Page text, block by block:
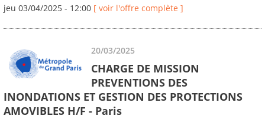
jeu 03/04/2025 - 12:00 [ voir l'offre complète ]
20/03/2025
CHARGE DE MISSION
PREVENTIONS DES
INONDATIONS ET GESTION DES PROTECTIONS
AMOVIBLES H/F - Paris